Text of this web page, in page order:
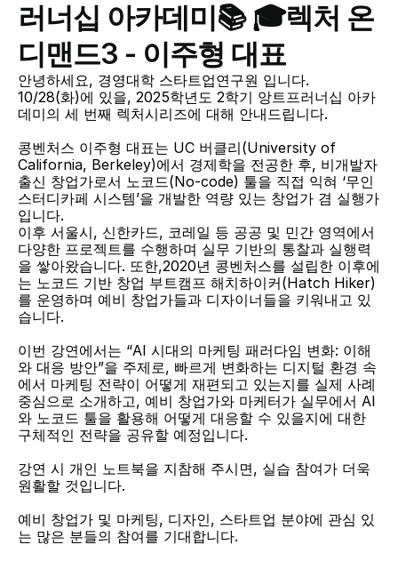
러너십 아카데미📚 🎓렉처 온
디맨드3 - 이주형 대표
안녕하세요, 경영대학 스타트업연구원 입니다.
10/28(화)에 있을, 2025학년도 2학기 앙트프러너십 아카
데미의 세 번째 렉처시리즈에 대해 안내드립니다.
콩벤처스 이주형 대표는 UC 버클리(University of
California, Berkeley)에서 경제학을 전공한 후, 비개발자
출신 창업가로서 노코드(No-code) 툴을 직접 익혀 ‘무인
스터디카페 시스템’을 개발한 역량 있는 창업가 겸 실행가
입니다.
이후 서울시, 신한카드, 코레일 등 공공 및 민간 영역에서
다양한 프로젝트를 수행하며 실무 기반의 통찰과 실행력
을 쌓아왔습니다. 또한,2020년 콩벤처스를 설립한 이후에
는 노코드 기반 창업 부트캠프 해치하이커(Hatch Hiker)
를 운영하며 예비 창업가들과 디자이너들을 키워내고 있
습니다.
이번 강연에서는 “AI 시대의 마케팅 패러다임 변화: 이해
와 대응 방안”을 주제로, 빠르게 변화하는 디지털 환경 속
에서 마케팅 전략이 어떻게 재편되고 있는지를 실제 사례
중심으로 소개하고, 예비 창업가와 마케터가 실무에서 AI
와 노코드 툴을 활용해 어떻게 대응할 수 있을지에 대한
구체적인 전략을 공유할 예정입니다.
강연 시 개인 노트북을 지참해 주시면, 실습 참여가 더욱
원활할 것입니다.
예비 창업가 및 마케팅, 디자인, 스타트업 분야에 관심 있
는 많은 분들의 참여를 기대합니다.